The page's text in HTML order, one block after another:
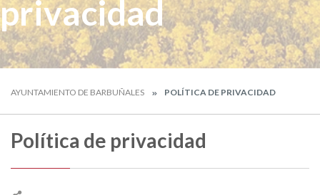
privacidad
AYUNTAMIENTO DE BARBUÑALES POLÍTICA DE PRIVACIDAD
Política de privacidad